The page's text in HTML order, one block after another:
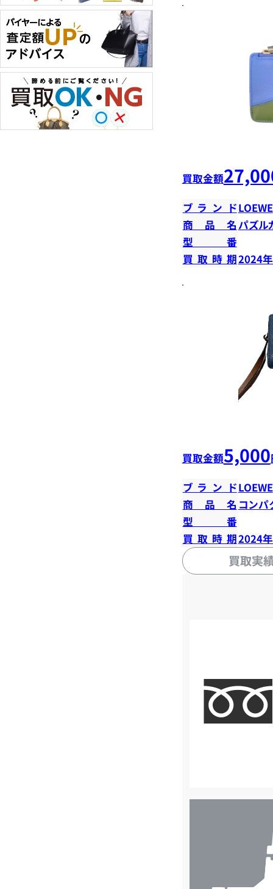
買取金額
ブランドLOEWE
商品名 パズル
型番
買取時期2024
買取金額5,000
ブランドLOEWE
商品名 コンパ
型番
買取時期2024
買取実